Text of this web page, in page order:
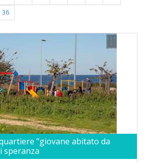
36
"giovane abitato da
speranza